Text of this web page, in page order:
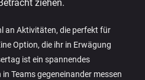
ziehen.
an Aktivitäten, die perfekt für
Option, die ihr in Erwägung
ist ein spannendes
Teams gegeneinander messen